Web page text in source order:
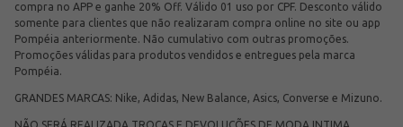
compra no APP e ganhe 20% Off. Válido 01 uso por CPF. Desconto válido
somente para clientes que não realizaram compra online no site ou app
Pompéia anteriormente. Não cumulativo com outras promoções.
Promoções válidas para produtos vendidos e entregues pela marca
Pompéia.
GRANDES MARCAS: Nike, Adidas, New Balance, Asics, Converse e Mizuno.